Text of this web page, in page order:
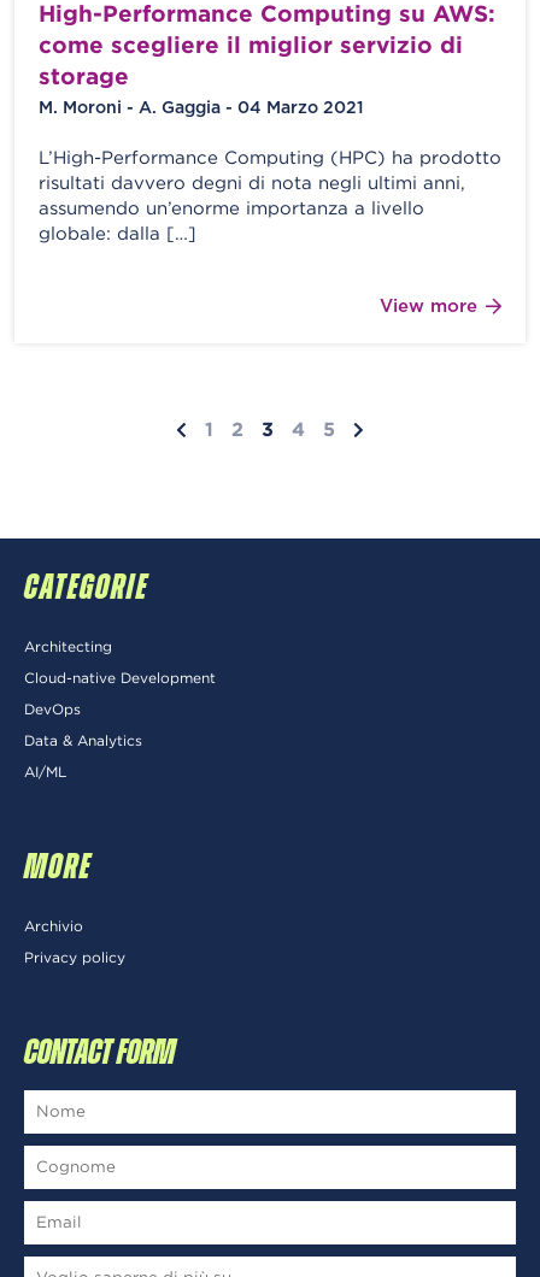
High-Performance Computing su AWS:
come scegliere il miglior servizio di
storage
M. Moroni - A. Gaggia - 04 Marzo 2021
L’High-Performance Computing (HPC) ha prodotto
risultati davvero degni di nota negli ultimi anni,
assumendo un’enorme importanza a livello
globale: dalla […]
View more
1 2 3 4 5
CATEGORIE
Architecting
Cloud-native Development
DevOps
Data & Analytics
AI/ML
MORE
Archivio
Privacy policy
CONTACT FORM